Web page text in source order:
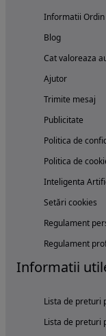
Informatii
Blog
Cat valoreaza
Ajutor
Trimite mesaj
Publicitate
Politica de
Politica de
Inteligenta
Setări cookies
Regulament
Regulament
Informatii
Lista de preturi
Lista de preturi